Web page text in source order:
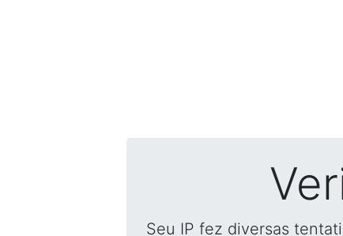
Seu IP fez diversas